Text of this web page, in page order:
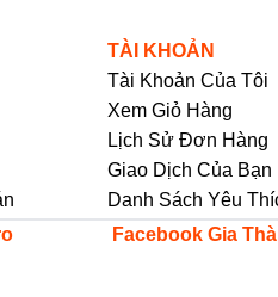
năng tiện ích giúp sử dụng
bếp mới nấu xong thông
sự cố bỏng da.
tải: giúp đảm bảo nguồn điện
TÀI KHOẢN
Tài Khoản Của Tôi
Xem Giỏ Hàng
Lịch Sử Đơn Hàng
Giao Dịch Của Bạn
Danh Sách Yêu
Facebook Gia